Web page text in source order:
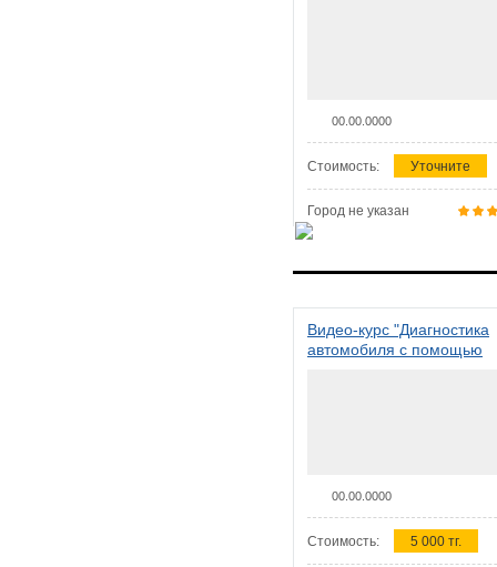
00.00.0000
Стоимость: Уточните
Город не указан
Видео-курс "Диагностика
автомобиля с помощью
00.00.0000
Стоимость: 5 000 тг.